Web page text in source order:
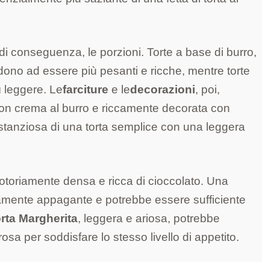
conseguenza, le porzioni. Torte a base di burro,
ad essere più pesanti e ricche, mentre torte
leggere. Lefarciture e ledecorazioni, poi,
crema al burro e riccamente decorata con
di una torta semplice con una leggera
densa e ricca di cioccolato. Una
appagante e potrebbe essere sufficiente
Margherita, leggera e ariosa, potrebbe
per soddisfare lo stesso livello di appetito.